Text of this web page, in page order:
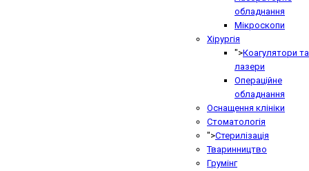
обладнання
Мікроскопи
Хірургія
">Коагулятори та
лазери
Операційне
обладнання
Оснащення клініки
Стоматологія
">Стерилізація
Тваринництво
Грумінг